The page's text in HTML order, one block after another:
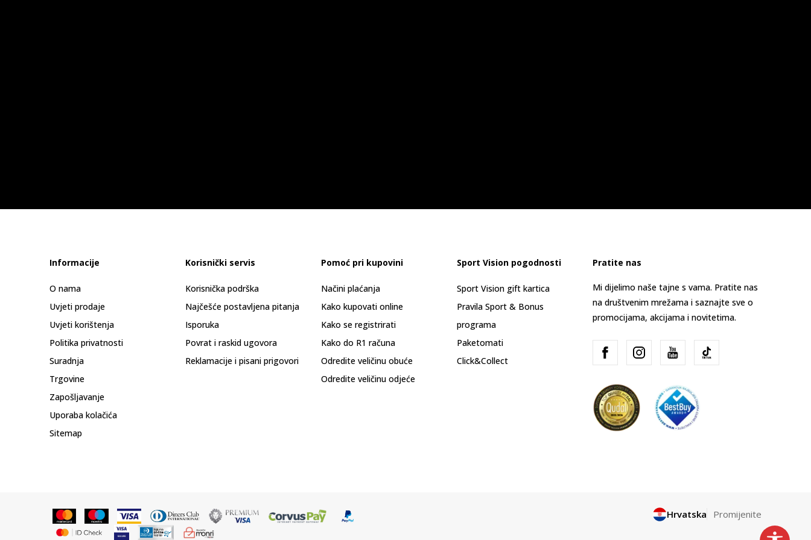
Informacije
O nama
Uvjeti prodaje
Uvjeti korištenja
Politika privatnosti
Suradnja
Trgovine
Zapošljavanje
Uporaba kolačića
Sitemap
Korisnički servis
Korisnička podrška
Najčešće postavljena pitanja
Isporuka
Povrat i raskid ugovora
Reklamacije i pisani prigovori
Pomoć pri kupovini
Načini plaćanja
Kako kupovati online
Kako se registrirati
Kako do R1 računa
Odredite veličinu obuće
Odredite veličinu odjeće
Sport Vision pogodnosti
Sport Vision gift kartica
Pravila Sport & Bonus
programa
Paketomati
Click&Collect
Pratite nas
Mi dijelimo naše tajne s vama. Pratite nas
na društvenim mrežama i saznajte sve o
promocijama, akcijama i novitetima.
Hrvatska Promijenite